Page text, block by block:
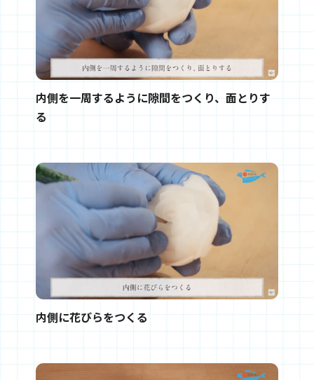
内側を一周するように隙間をつくり、面とりす
る
内側に花びらをつくる